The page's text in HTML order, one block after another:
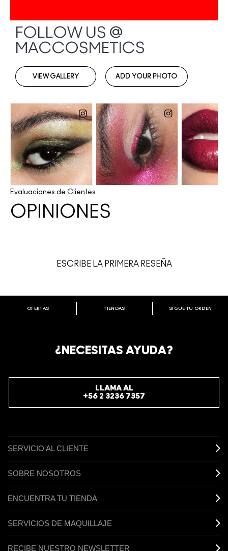
Evaluaciones de Clientes
OPINIONES
ESCRIBE LA PRIMERA RESEÑA
BIENVENIDO A M·A·C COSMETICS
REGÍSTRATE AHORA PARA RECIBIR INFORMACIÓN
OFERTAS TIENDAS SIGUE TU ORDEN
¿NECESITAS AYUDA?
LLAMA AL
+56 2 3236 7357
SERVICIO AL CLIENTE
SOBRE NOSOTROS
ENCUENTRA TU TIENDA
SERVICIOS DE MAQUILLAJE
RECIBE NUESTRO NEWSLETTER